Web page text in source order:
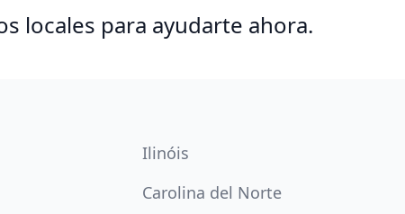
locales para ayudarte ahora.
Ilinóis
Carolina del Norte